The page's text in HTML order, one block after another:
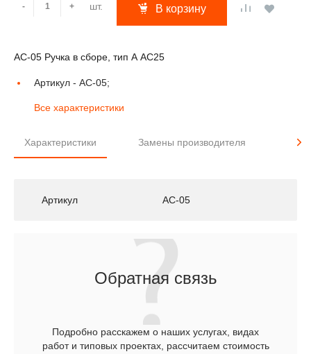
- + шт. В корзину
AC-05 Ручка в сборе, тип А AC25
Артикул - AC-05;
Все характеристики
Характеристики Замены производителя
Артикул AC-05
Обратная связь
Подробно расскажем о наших услугах, видах
работ и типовых проектах, рассчитаем стоимость